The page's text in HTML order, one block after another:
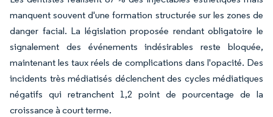
manquent souvent d'une formation structurée sur les zones de
danger facial. La législation proposée rendant obligatoire le
signalement des événements indésirables reste bloquée,
maintenant les taux réels de complications dans l'opacité. Des
incidents très médiatisés déclenchent des cycles médiatiques
négatifs qui retranchent 1,2 point de pourcentage de la
croissance à court terme.